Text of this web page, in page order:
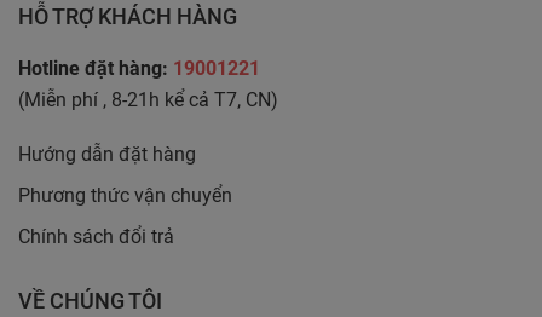
HỖ TRỢ KHÁCH HÀNG
Hotline đặt hàng: 19001221
(Miễn phí , 8-21h kể cả T7, CN)
Hướng dẫn đặt hàng
Phương thức vận chuyển
Chính sách đổi trả
VỀ CHÚNG TÔI